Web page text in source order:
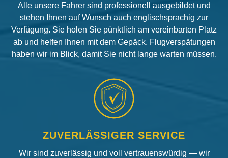
Alle unsere Fahrer sind professionell ausgebildet und
stehen Ihnen auf Wunsch auch englischsprachig zur
Verfügung. Sie holen Sie pünktlich am vereinbarten Platz
ab und helfen Ihnen mit dem Gepäck. Flugverspätungen
haben wir im Blick, damit Sie nicht lange warten müssen.
ZUVERLÄSSIGER SERVICE
Wir sind zuverlässig und voll vertrauenswürdig — wir